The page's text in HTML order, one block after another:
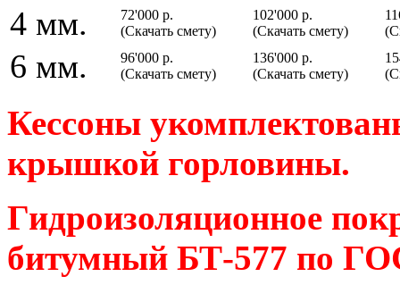
4 мм.
72'000 р.
(Скачать смету)
102'000 р.
(Скачать смету)
6 мм.
96'000 р.
(Скачать смету)
136'000 р.
(Скачать смету)
Кессоны
крышкой горловины.
Гидроизоляционное
битумный БТ-577 по